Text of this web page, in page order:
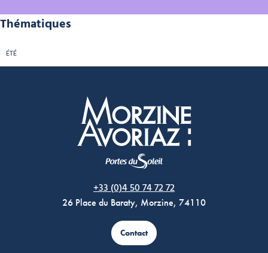
Thématiques
ÉTÉ
+33 (0)4 50 74 72 72
26 Place du Baraty, Morzine, 74110
Contact